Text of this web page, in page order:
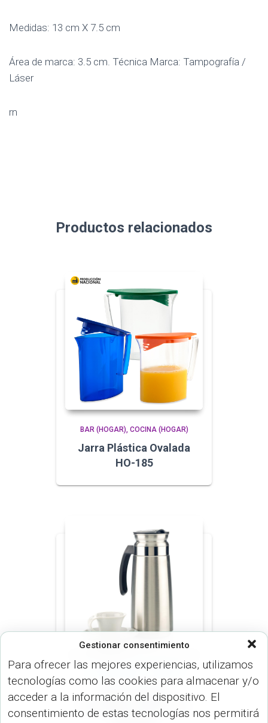
Gestionar consentimiento
Para ofrecer las mejores experiencias, utilizamos
tecnologías como las cookies para almacenar y/o
acceder a la información del dispositivo. El
consentimiento de estas tecnologías nos permitirá
Medidas: 13 cm X 7.5 cm
Área de marca: 3.5 cm. Técnica Marca: Tampografía /
Láser
rn
Productos relacionados
BAR (HOGAR) COCINA (HOGAR)
Jarra Plástica Ovalada
HO-185
JARRAS (MUGS & TERMOS)
Jarra en Acero
Inoxidable Coffee 1.3L